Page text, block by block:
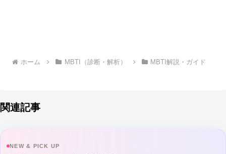
ホーム MBTI（診断・解析） MBTI解説・ガイド
関連記事
NEW & PICK UP